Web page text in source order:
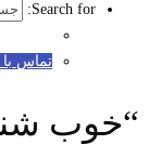
Search for:
تماس با
“خوب